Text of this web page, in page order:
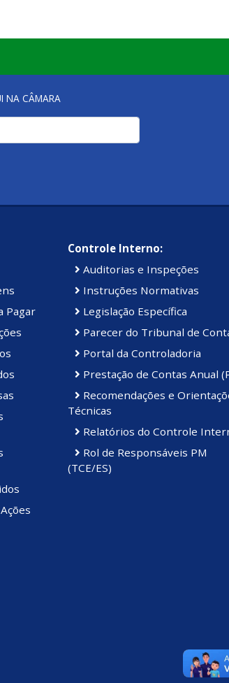
NA CÂMARA
Pagar
Controle Interno:
Auditorias e Inspeções
Instruções Normativas
Legislação Específica
Parecer do Tribunal de
Portal da Controladoria
Prestação de Contas Anual
Recomendações e
Técnicas
Relatórios do Controle
Rol de Responsáveis PM
(TCE/ES)